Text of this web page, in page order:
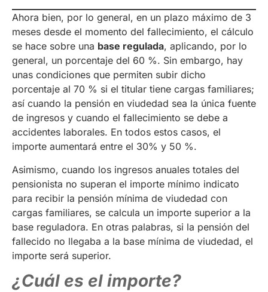
Ahora bien, por lo general, en un plazo máximo de 3
meses desde el momento del fallecimiento, el cálculo
se hace sobre una base regulada, aplicando, por lo
general, un porcentaje del 60 %. Sin embargo, hay
unas condiciones que permiten subir dicho
porcentaje al 70 % si el titular tiene cargas familiares;
así cuando la pensión en viudedad sea la única fuente
de ingresos y cuando el fallecimiento se debe a
accidentes laborales. En todos estos casos, el
importe aumentará entre el 30% y 50 %.
Asimismo, cuando los ingresos anuales totales del
pensionista no superan el importe mínimo indicato
para recibir la pensión mínima de viudedad con
cargas familiares, se calcula un importe superior a la
base reguladora. En otras palabras, si la pensión del
fallecido no llegaba a la base mínima de viudedad, el
importe será superior.
¿Cuál es el importe?